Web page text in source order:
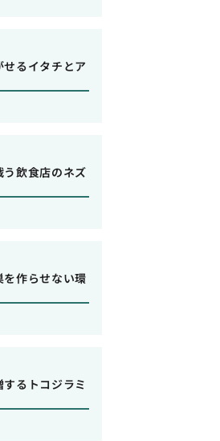
るイタチとア
飲食店のネズ
作らせない環
るトコジラミ